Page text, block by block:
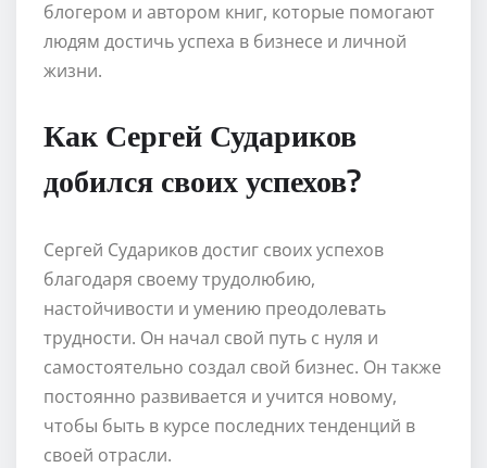
блогером и автором книг, которые помогают
людям достичь успеха в бизнесе и личной
жизни.
Как Сергей Судариков
добился своих успехов?
Сергей Судариков достиг своих успехов
благодаря своему трудолюбию,
настойчивости и умению преодолевать
трудности. Он начал свой путь с нуля и
самостоятельно создал свой бизнес. Он также
постоянно развивается и учится новому,
чтобы быть в курсе последних тенденций в
своей отрасли.